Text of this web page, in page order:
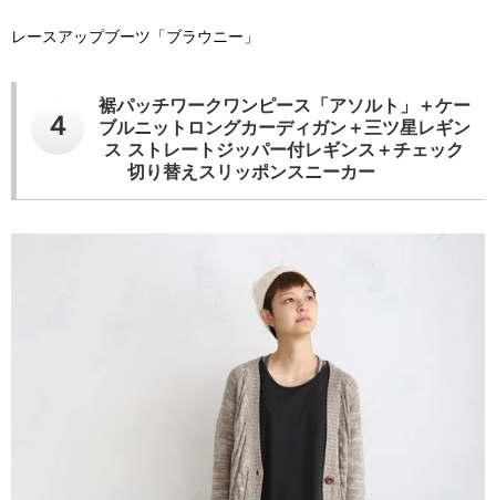
レースアップブーツ「ブラウニー」
４
裾パッチワークワンピース「アソルト」＋ケー
ブルニットロングカーディガン＋三ツ星レギン
ス ストレートジッパー付レギンス＋チェック
切り替えスリッポンスニーカー